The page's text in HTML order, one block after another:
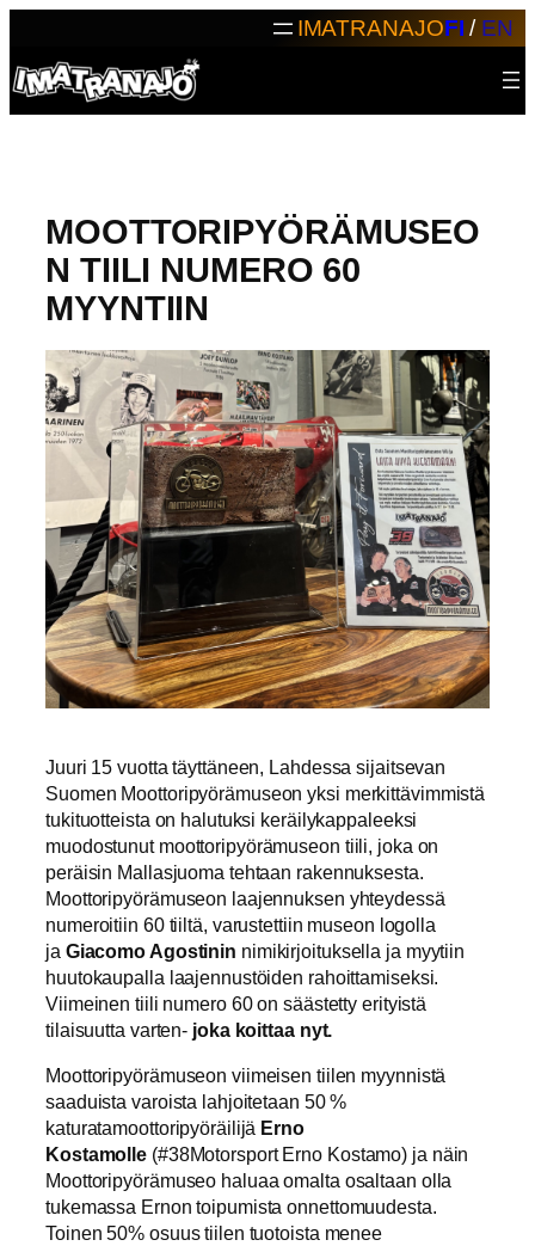
IMATRANAJOFI / EN
MOOTTORIPYÖRÄMUSEO
N TIILI NUMERO 60
MYYNTIIN
Juuri 15 vuotta täyttäneen, Lahdessa sijaitsevan
Suomen Moottoripyörämuseon yksi merkittävimmistä
tukituotteista on halutuksi keräilykappaleeksi
muodostunut moottoripyörämuseon tiili, joka on
peräisin Mallasjuoma tehtaan rakennuksesta.
Moottoripyörämuseon laajennuksen yhteydessä
numeroitiin 60 tiiltä, varustettiin museon logolla
ja Giacomo Agostinin nimikirjoituksella ja myytiin
huutokaupalla laajennustöiden rahoittamiseksi.
Viimeinen tiili numero 60 on säästetty erityistä
tilaisuutta varten- joka koittaa nyt.
Moottoripyörämuseon viimeisen tiilen myynnistä
saaduista varoista lahjoitetaan 50 %
katuratamoottoripyöräilijä Erno
Kostamolle (#38Motorsport Erno Kostamo) ja näin
Moottoripyörämuseo haluaa omalta osaltaan olla
tukemassa Ernon toipumista onnettomuudesta.
Toinen 50% osuus tiilen tuotoista menee